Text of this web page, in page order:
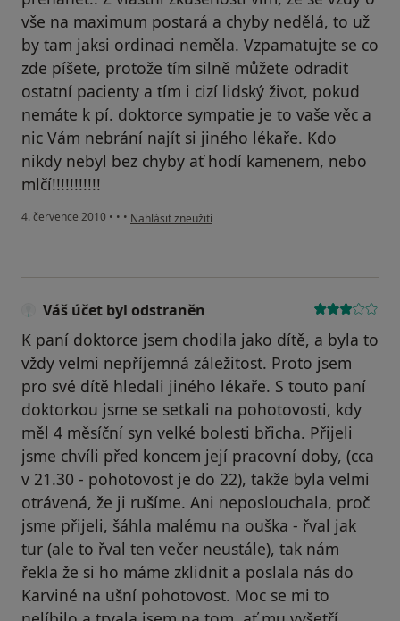
vše na maximum postará a chyby nedělá, to už
by tam jaksi ordinaci neměla. Vzpamatujte se co
zde píšete, protože tím silně můžete odradit
ostatní pacienty a tím i cizí lidský život, pokud
nemáte k pí. doktorce sympatie je to vaše věc a
nic Vám nebrání najít si jiného lékaře. Kdo
nikdy nebyl bez chyby ať hodí kamenem, nebo
mlčí!!!!!!!!!!!
4. července 2010 • • • podle názoru uživatele Pacient
Nahlásit zneužití
Váš účet byl odstraněn
K paní doktorce jsem chodila jako dítě, a byla to
vždy velmi nepříjemná záležitost. Proto jsem
pro své dítě hledali jiného lékaře. S touto paní
doktorkou jsme se setkali na pohotovosti, kdy
měl 4 měsíční syn velké bolesti břicha. Přijeli
jsme chvíli před koncem její pracovní doby, (cca
v 21.30 - pohotovost je do 22), takže byla velmi
otrávená, že ji rušíme. Ani neposlouchala, proč
jsme přijeli, šáhla malému na ouška - řval jak
tur (ale to řval ten večer neustále), tak nám
řekla že si ho máme zklidnit a poslala nás do
Karviné na ušní pohotovost. Moc se mi to